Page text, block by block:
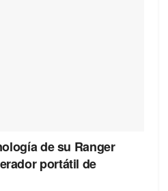
de su Ranger
portátil de